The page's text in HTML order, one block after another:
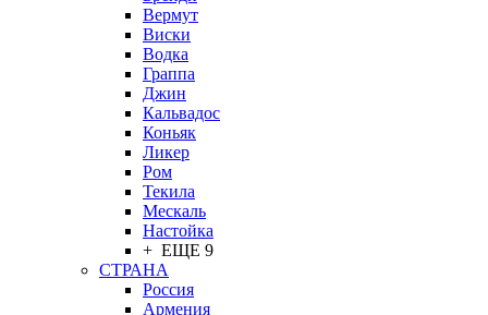
Вермут
Виски
Водка
Граппа
Джин
Кальвадос
Коньяк
Ликер
Ром
Текила
Мескаль
Настойка
+ ЕЩЕ 9
СТРАНА
Россия
Армения